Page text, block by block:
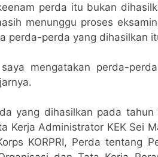
perda itu bukan
menunggu proses
perda-perda yang dihasilkan
saya mengatakan perda-
yang dihasilkan pada
Kerja Administrator KEK Sei
KORPRI, Perda tentang